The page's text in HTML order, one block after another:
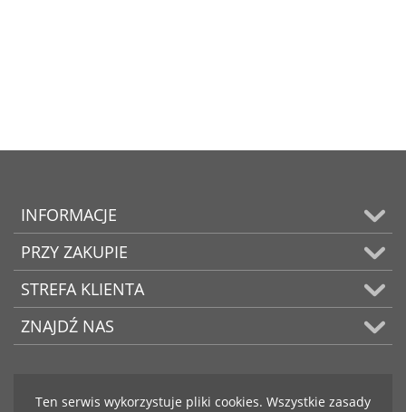
INFORMACJE
PRZY ZAKUPIE
STREFA KLIENTA
ZNAJDŹ NAS
Ten serwis wykorzystuje pliki cookies. Wszystkie zasady